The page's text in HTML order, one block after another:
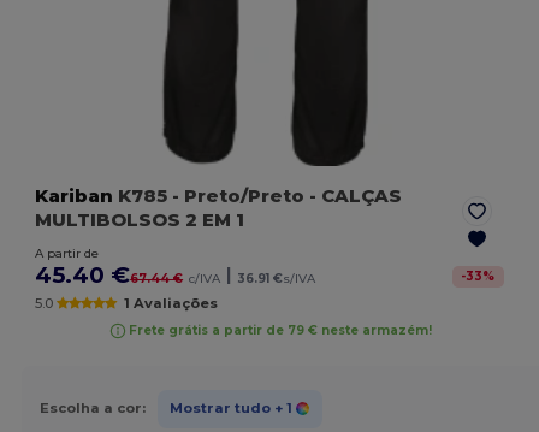
Kariban K785 - Preto/Preto - CALÇAS
MULTIBOLSOS 2 EM 1
A partir de
45.40 €67.44 € c/IVA | 36.91 €s/IVA -33%
5.0 1 Avaliações
Frete grátis a partir de 79 € neste armazém!
Escolha a cor: Mostrar tudo + 1